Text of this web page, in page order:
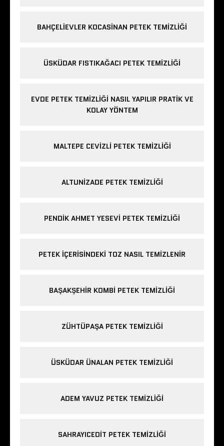
BAHÇELIEVLER KOCASINAN PETEK TEMIZLIĞI
ÜSKÜDAR FISTIKAĞACI PETEK TEMIZLIĞI
EVDE PETEK TEMIZLIĞI NASIL YAPILIR PRATIK VE
KOLAY YÖNTEM
MALTEPE CEVIZLI PETEK TEMIZLIĞI
ALTUNIZADE PETEK TEMIZLIĞI
PENDIK AHMET YESEVI PETEK TEMIZLIĞI
PETEK IÇERISINDEKI TOZ NASIL TEMIZLENIR
BAŞAKŞEHIR KOMBI PETEK TEMIZLIĞI
ZÜHTÜPAŞA PETEK TEMIZLIĞI
ÜSKÜDAR ÜNALAN PETEK TEMIZLIĞI
ADEM YAVUZ PETEK TEMIZLIĞI
SAHRAYICEDIT PETEK TEMIZLIĞI